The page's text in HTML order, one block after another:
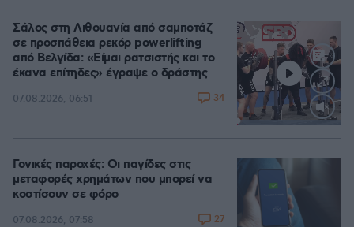
Loaded:
Σάλος στη Λιθουανία από σαμποτάζ
σε προσπάθεια ρεκόρ powerlifting
από Βελγίδα: «Είμαι ρατσιστής και το
έκανα επίτηδες» έγραψε ο δράστης
07.08.2026, 06:51 34
Γονικές παροχές: Οι παγίδες στις
μεταφορές χρημάτων που μπορεί να
κοστίσουν σε φόρο
07.08.2026, 07:58 27